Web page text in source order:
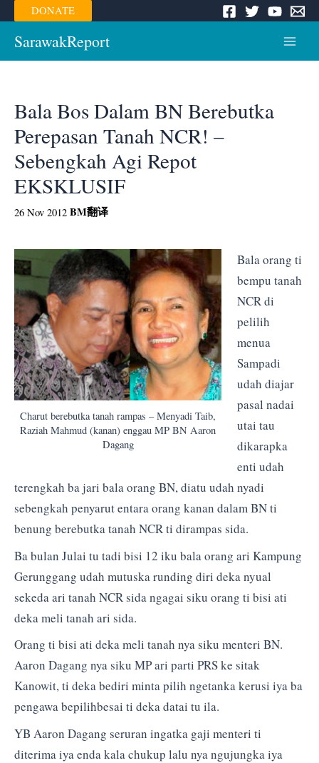
Skip
to
content
DONATE
SarawakReport
Bala Bos Dalam BN Berebutka
Perepasan Tanah NCR! –
Sebengkah Agi Repot
EKSKLUSIF
26 Nov 2012 BM翻译
Charut berebutka tanah rampas – Menyadi Taib,
Raziah Mahmud (kanan) enggau MP BN Aaron
Dagang
Bala orang ti
bempu tanah
NCR di
pelilih
menua
Sampadi
udah diajar
pasal nadai
utai tau
dikarapka
enti udah
terengkah ba jari bala orang BN, diatu udah nyadi
sebengkah penyarut entara orang kanan dalam BN ti
benung berebutka tanah NCR ti dirampas sida.
Ba bulan Julai tu tadi bisi 12 iku bala orang ari Kampung
Gerunggang udah mutuska runding diri deka nyual
sekeda ari tanah NCR sida ngagai siku orang ti bisi ati
deka meli tanah ari sida.
Orang ti bisi ati deka meli tanah nya siku menteri BN.
Aaron Dagang nya siku MP ari parti PRS ke sitak
Kanowit, ti deka bediri minta pilih ngetanka kerusi iya ba
pengawa bepilihbesai ti deka datai tu ila.
YB Aaron Dagang seruran ingatka gaji menteri ti
diterima iya enda kala chukup lalu nya ngujungka iya